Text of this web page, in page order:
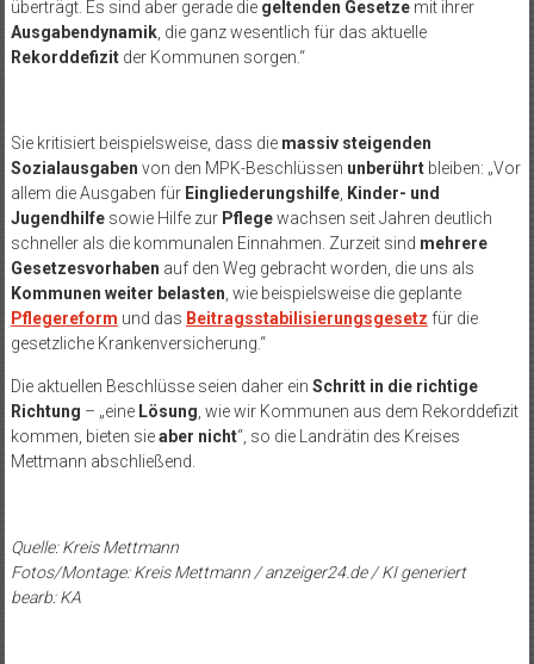
überträgt. Es sind aber gerade die geltenden Gesetzemit ihrer
Ausgabendynamik, die ganz wesentlich für das aktuelle
Rekorddefizitder Kommunen sorgen.“
Sie kritisiert beispielsweise, dass die massiv steigenden
Sozialausgaben von den MPK-Beschlüssen unberührtbleiben: „Vor
allem die Ausgaben für Eingliederungshilfe, Kinder- und
Jugendhilfesowie Hilfe zur Pflegewachsen seit Jahren deutlich
schneller als die kommunalen Einnahmen. Zurzeit sind mehrere
Gesetzesvorhaben auf den Weg gebracht worden, die uns als
Kommunen weiter belasten, wie beispielsweise die geplante
Pflegereform und das Beitragsstabilisierungsgesetz für die
gesetzliche Krankenversicherung.“
Die aktuellen Beschlüsse seien daher ein Schritt in die richtige
Richtung – „eine Lösung, wie wir Kommunen aus dem Rekorddefizit
kommen, bieten sieaber nicht“, so die Landrätin des Kreises
Mettmann abschließend.
Quelle: Kreis Mettmann
Fotos/Montage: Kreis Mettmann / anzeiger24.de / KI generiert
bearb: KA